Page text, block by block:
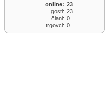
online: 23
gosti: 23
člani: 0
trgovci: 0